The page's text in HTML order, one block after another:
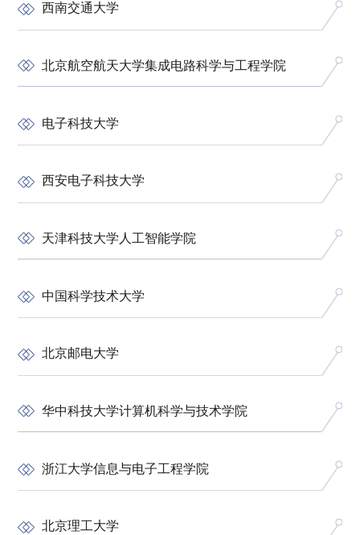
西南交通大学
北京航空航天大学集成电路科学与工程学院
电子科技大学
西安电子科技大学
天津科技大学人工智能学院
中国科学技术大学
北京邮电大学
华中科技大学计算机科学与技术学院
浙江大学信息与电子工程学院
北京理工大学